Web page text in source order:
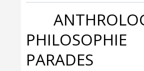
PHILOSOPHIE
PARADES‎